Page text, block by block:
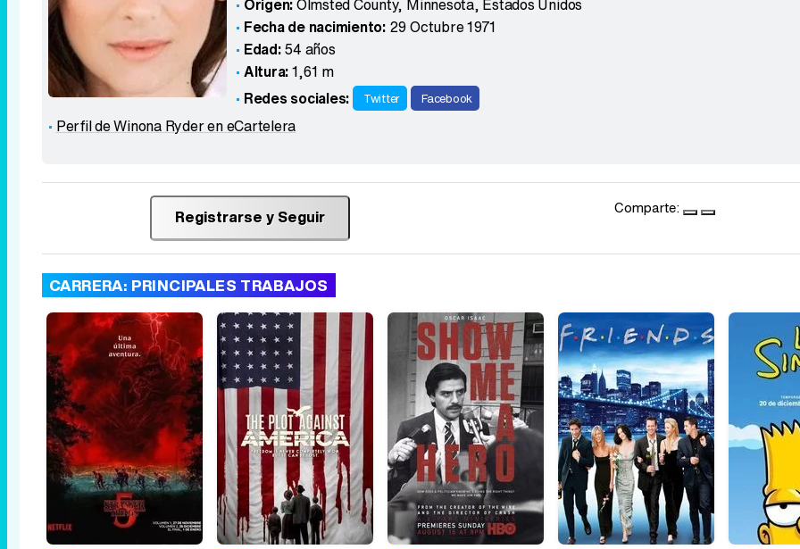
Origen:Olmsted County, Minnesota, Estados Unidos
Fecha de nacimiento: 29 Octubre 1971
Edad:54 años
Altura:1,61 m
Redes sociales:
Twitter Facebook
Perfil de Winona Ryder en eCartelera
Comparte:
Registrarse y Seguir
CARRERA: PRINCIPALES TRABAJOS